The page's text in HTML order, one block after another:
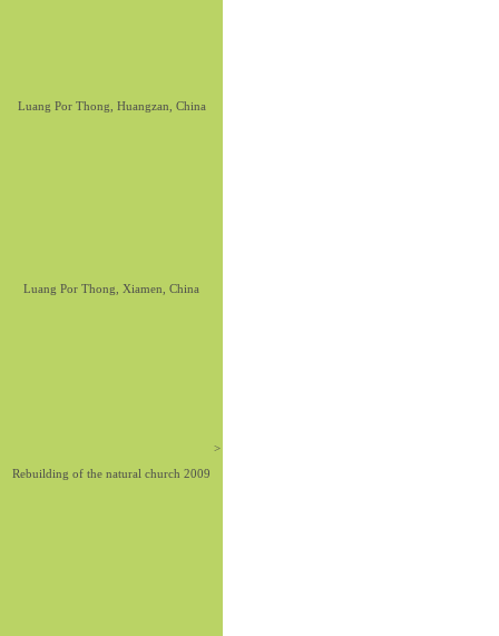
Luang Por Thong, Huangzan, China
Luang Por Thong, Xiamen, China
>
Rebuilding of the natural church 2009